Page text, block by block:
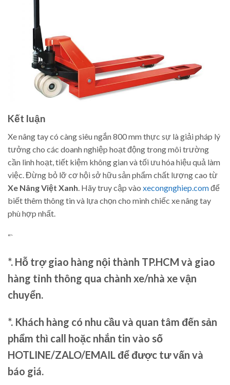
Kết luận
Xe nâng tay có càng siêu ngắn 800 mm thực sự là giải pháp lý
tưởng cho các doanh nghiệp hoạt động trong môi trường
cần linh hoạt, tiết kiệm không gian và tối ưu hóa hiệu quả làm
việc. Đừng bỏ lỡ cơ hội sở hữu sản phẩm chất lượng cao từ
Xe Nâng Việt Xanh. Hãy truy cập vào xecongnghiep.comđể
biết thêm thông tin và lựa chọn cho mình chiếc xe nâng tay
phù hợp nhất.
“`
*. Hỗ trợ giao hàng nội thành TP.HCM và giao
hàng tỉnh thông qua chành xe/nhà xe vận
chuyển.
*. Khách hàng có nhu cầu và quan tâm đến sản
phẩm thì call hoặc nhắn tin vào số
HOTLINE/ZALO/EMAIL để được tư vấn và
báo giá.